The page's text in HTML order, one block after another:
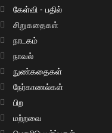
கேள்வி - பதில்
சிறுகதைகள்
நாடகம்
நாவல்
நுண்கதைகள்
நேர்காணல்கள்
பிற
மற்றவை